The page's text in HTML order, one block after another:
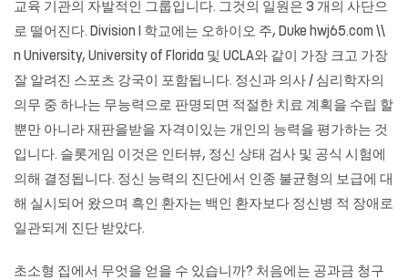
교육 기관의 자발적인 그룹입니다. 그것의 일원은 3 개의 사단으
로 떨어진다. Division I 학교에는 오하이오 주, Duke hwj65.com \\
n University, University of Florida 및 UCLA와 같이 가장 크고 가장
잘 알려진 스포츠 강국이 포함됩니다. 정신과 의사 / 심리학자의
의무 중 하나는 무능력으로 판명되면 적절한 치료 계획을 수립 할
뿐만 아니라 재판을받을 자격이있는 개인의 능력을 평가하는 것
입니다. 슬롯게임 이것은 인터뷰, 정신 상태 검사 및 공식 시험에
의해 결정됩니다. 정신 능력의 진단에서 인종 불균형의 보급에 대
해 실시되어 왔으며 흑인 환자는 백인 환자보다 정신병 적 장애로
일관되게 진단 받았다.
초소형 집에서 무엇을 얻을 수 있습니까? 처음에는 공과금 청구